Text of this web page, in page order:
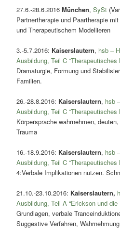
27.6.-28.6.2016München,SySt
Partnertherapie und Paartherapie
und Therapeutischem Modellieren
3.-5.7.2016: Kaiserslautern, hsb –
Ausbildung, Teil C “Therapeutisches
Dramaturgie, Formung und
Familien.
26.-28.8.2016: Kaiserslautern, hsb
Ausbildung, Teil C “Therapeutisches
Körpersprache wahrnehmen,
Trauma
16.-18.9.2016: Kaiserslautern, hsb
Ausbildung, Teil C “Therapeutisches
4:Verbale Implikationen nutzen.
21.10.-23.10.2016: Kaiserslautern,
Ausbildung, Teil A “Erickson und die
Grundlagen, verbale
Suggestive Verfahren,